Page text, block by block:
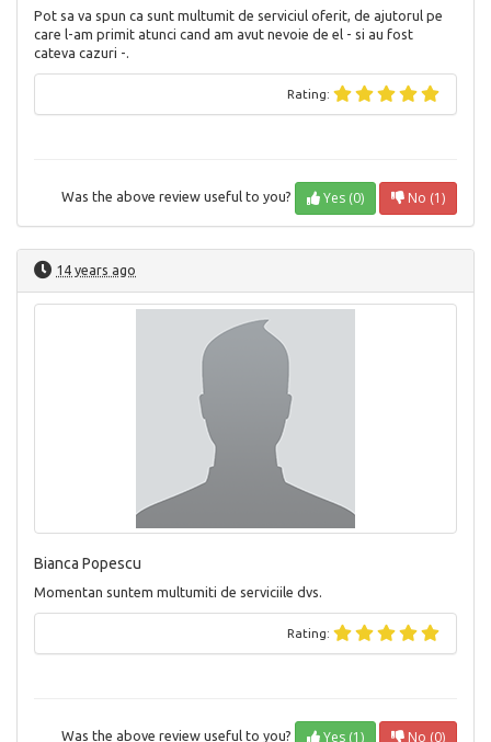
Pot sa va spun ca sunt multumit de serviciul oferit, de ajutorul pe
care l-am primit atunci cand am avut nevoie de el - si au fost
cateva cazuri -.
Rating:
Was the above review useful to you? Yes (0) No (1)
14 years ago
Bianca Popescu
Momentan suntem multumiti de serviciile dvs.
Rating:
Was the above review useful to you? Yes (1) No (0)